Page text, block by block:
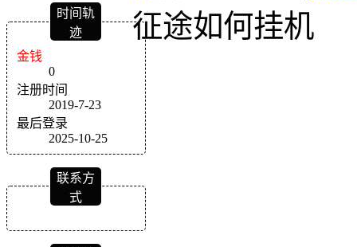
时间轨
迹
金钱
0
注册时间
2019-7-23
最后登录
2025-10-25
联系方
式
征途如何挂机